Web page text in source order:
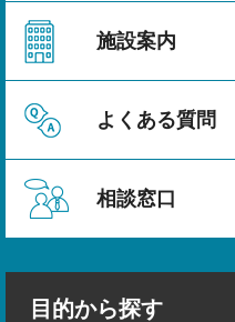
施設案内
よくある質問
相談窓口
目的から探す